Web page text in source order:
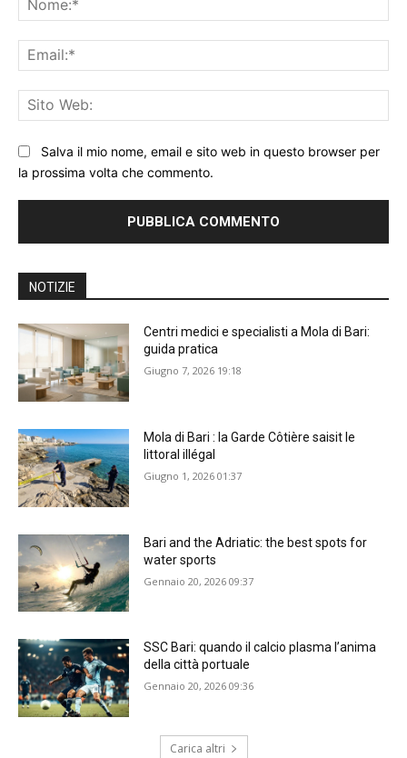
Salva il mio nome, email e sito web in questo browser per
la prossima volta che commento.
NOTIZIE
Centri medici e specialisti a Mola di Bari:
guida pratica
Giugno 7, 2026 19:18
Mola di Bari : la Garde Côtière saisit le
littoral illégal
Giugno 1, 2026 01:37
Bari and the Adriatic: the best spots for
water sports
Gennaio 20, 2026 09:37
SSC Bari: quando il calcio plasma l’anima
della città portuale
Gennaio 20, 2026 09:36
Carica altri